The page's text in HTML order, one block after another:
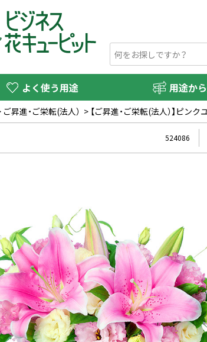
よく使う用途 用途か
ご昇進・ご栄転(法人） > 【ご昇進・ご栄転(法人）】ピン
524086